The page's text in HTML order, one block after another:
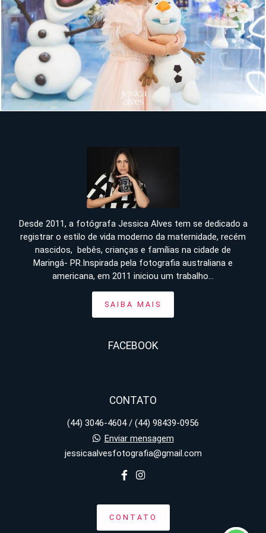
1101
Desde 2011, a fotógrafa Jessica Alves tem se dedicado a
registrar o estilo de vida moderno da maternidade, recém
nascidos, bebês, crianças e famílias na cidade de
Maringá- PR.Inspirada pela fotografia australiana e
americana, em 2011 iniciou um trabalho...
SAIBA MAIS
FACEBOOK
CONTATO
(44) 3046-4604 / (44) 98439-0956
Enviar mensagem
jessicaalvesfotografia@gmail.com
CONTATO